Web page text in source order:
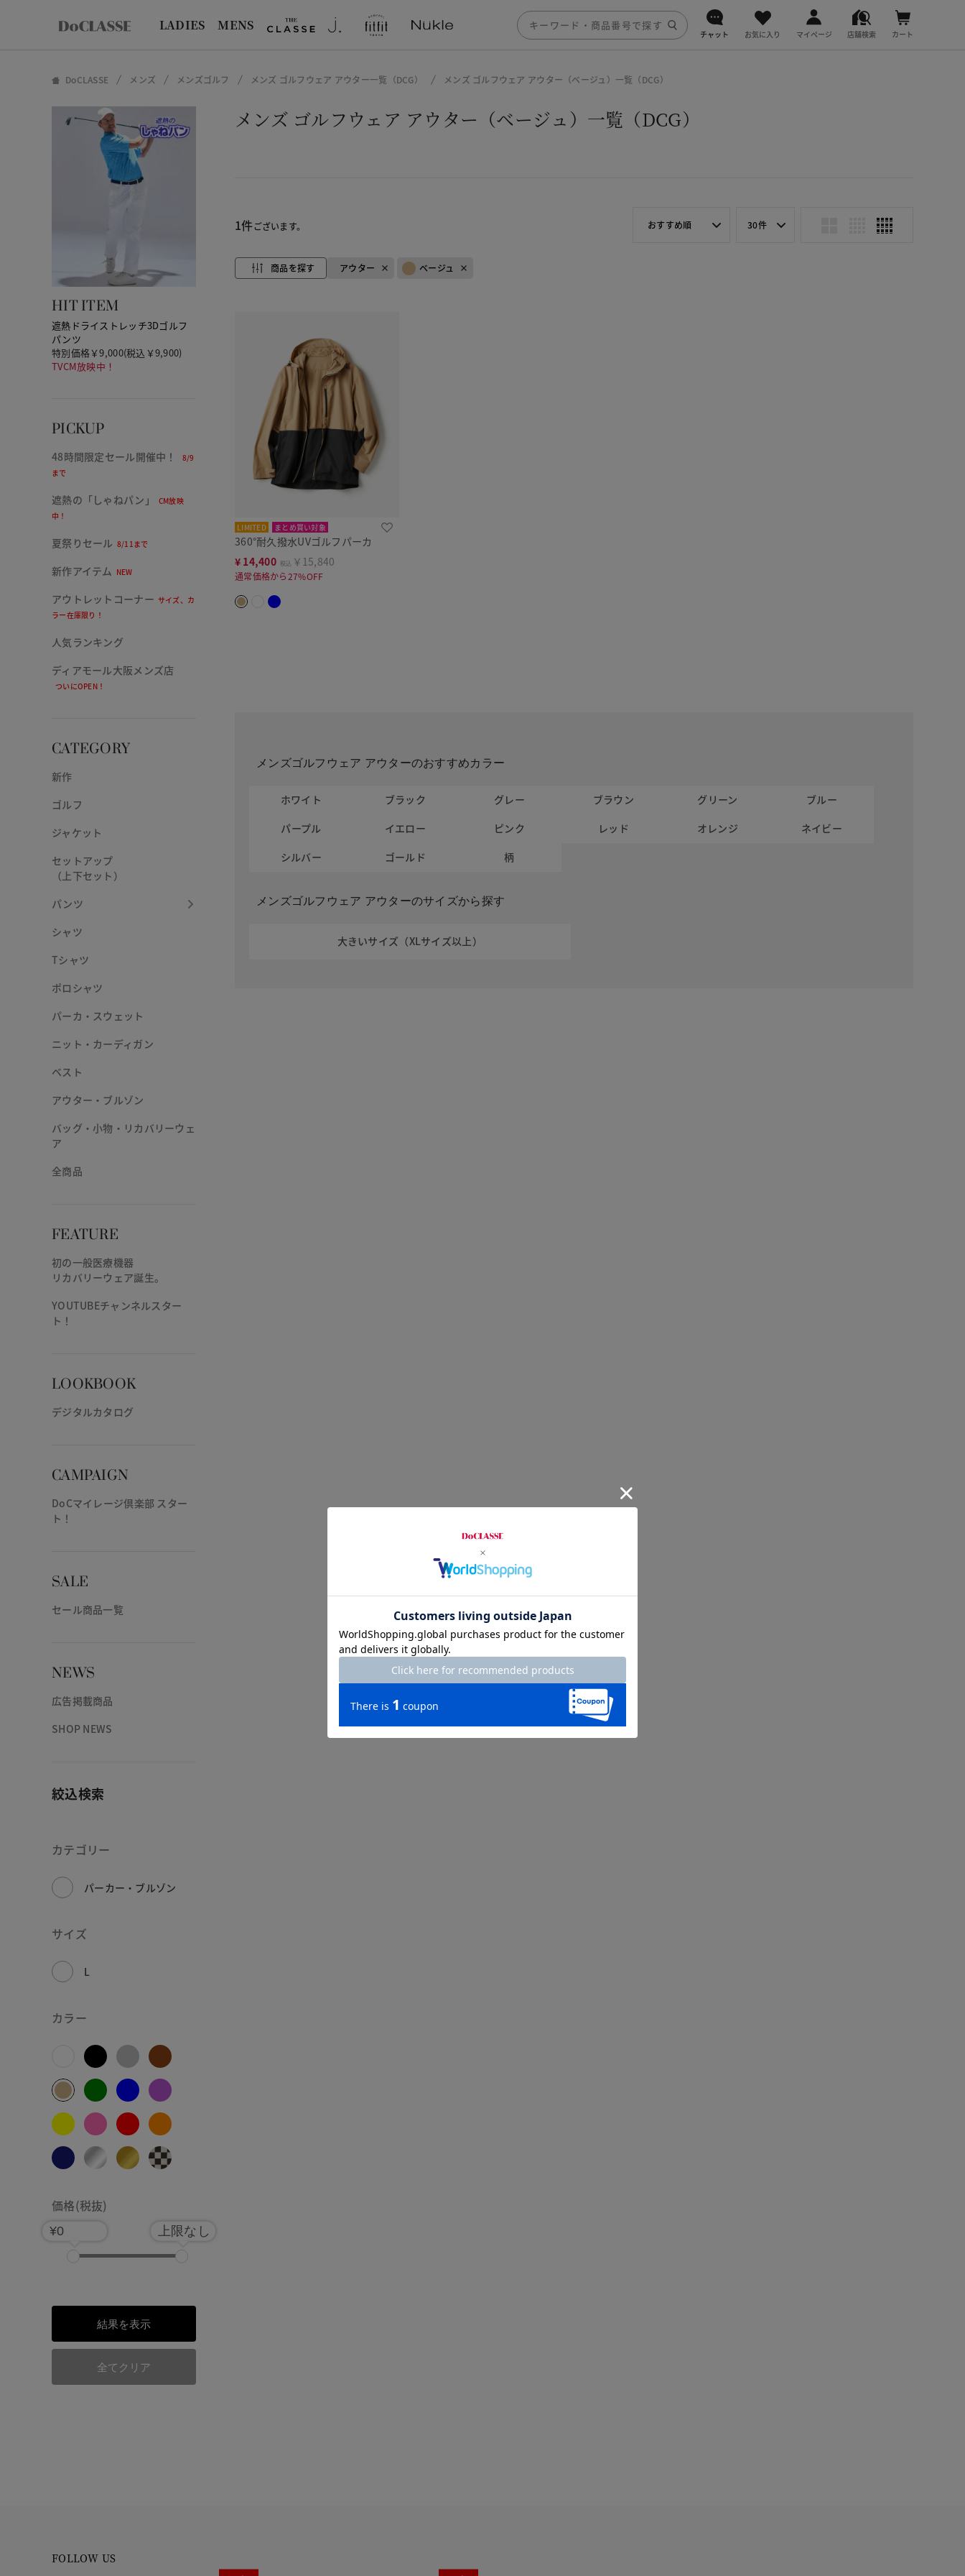
LADIES MENS
チャット お気に入り マイページ 店舗検索 カート
DoCLASSE メンズ メンズゴルフ メンズ ゴルフウェア アウター一覧（DCG） メンズ ゴルフウェア アウター（ベージュ）一覧（DCG）
HIT ITEM
遮熱ドライストレッチ3Dゴルフ
パンツ
特別価格￥9,000(税込￥9,900)
TVCM放映中！
PICKUP
48時間限定セール開催中！
8/9
まで
遮熱の「しゃねパン」
CM放映
中！
夏祭りセール 8/11まで
新作アイテム NEW
アウトレットコーナー サイズ、カ
ラー在庫限り！
人気ランキング
ディアモール大阪メンズ店
ついにOPEN！
CATEGORY
新作
ゴルフ
ジャケット
セットアップ
（上下セット）
パンツ
シャツ
Tシャツ
ポロシャツ
パーカ・スウェット
ニット・カーディガン
ベスト
アウター・ブルゾン
バッグ・小物・リカバリーウェ
ア
全商品
FEATURE
初の一般医療機器
リカバリーウェア誕生。
YOUTUBEチャンネルスター
ト！
LOOKBOOK
デジタルカタログ
CAMPAIGN
DoCマイレージ倶楽部 スター
ト！
SALE
セール商品一覧
NEWS
広告掲載商品
SHOP NEWS
絞込検索
カテゴリー
パーカー・ブルゾン
サイズ
L
カラー
価格(税抜)
¥0 上限なし
結果を表示
全てクリア
メンズ ゴルフウェア アウター（ベージュ）一覧（DCG）
1件ございます。 おすすめ順 30件
商品を探す アウター ベージュ
LIMITED まとめ買い対象
360°耐久撥水UVゴルフパーカ
¥ 14,400 税込 ￥15,840
通常価格から27%OFF
メンズゴルフウェア アウターのおすすめカラー
ホワイト ブラック グレー ブラウン グリーン
ブルー
パープル
イエロー ピンク レッド オレンジ
ネイビー
シルバー
ゴールド 柄
メンズゴルフウェア アウターのサイズから探す
大きいサイズ（XLサイズ以上）
FOLLOW US